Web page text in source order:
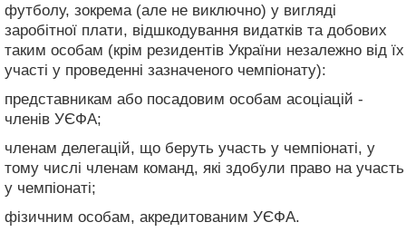
футболу, зокрема (але не виключно) у вигляді
заробітної плати, відшкодування видатків та добових
таким особам (крім резидентів України незалежно від їх
участі у проведенні зазначеного чемпіонату):
представникам або посадовим особам асоціацій -
членів УЄФА;
членам делегацій, що беруть участь у чемпіонаті, у
тому числі членам команд, які здобули право на участь
у чемпіонаті;
фізичним особам, акредитованим УЄФА.